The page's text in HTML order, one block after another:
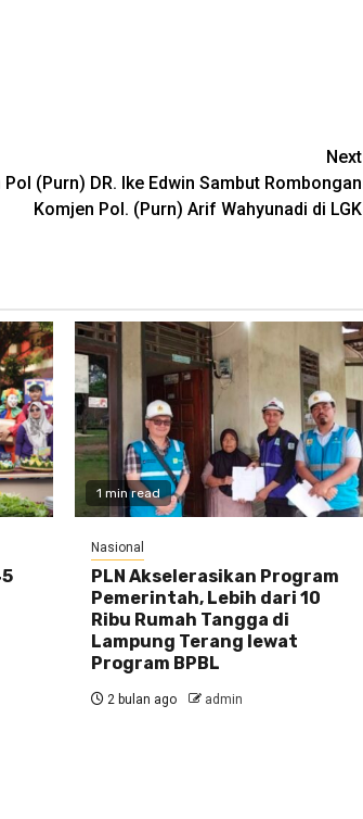
Next
Pol (Purn) DR. Ike Edwin Sambut Rombongan
Komjen Pol. (Purn) Arif Wahyunadi di LGK
1 min read
Nasional
PLN Akselerasikan Program
Pemerintah, Lebih dari 10
Ribu Rumah Tangga di
Lampung Terang lewat
Program BPBL
2 bulan ago admin